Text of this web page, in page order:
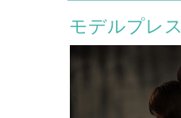
モデルプレス